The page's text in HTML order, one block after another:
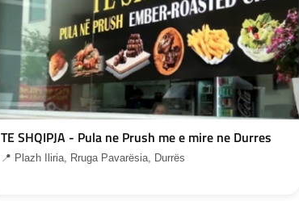
TE SHQIPJA - Pula ne Prush me e mire ne Durres
📍 Plazh Iliria, Rruga Pavarësia, Durrës